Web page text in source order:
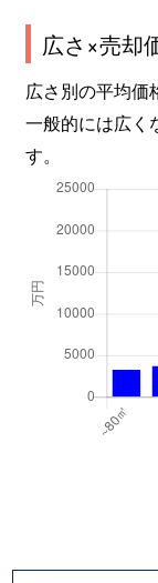
広さ×売却
広さ別の平均価
一般的には広く
す。